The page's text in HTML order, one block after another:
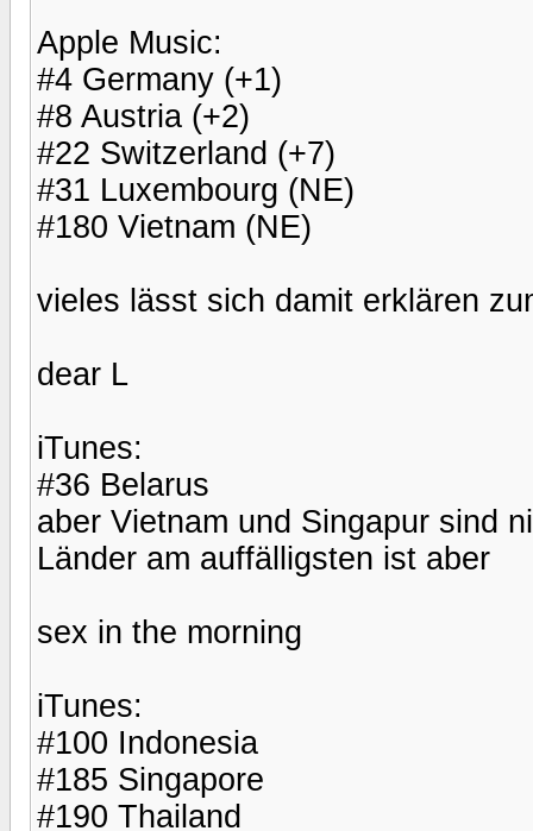
Apple Music:
#4 Germany (+1)
#8 Austria (+2)
#22 Switzerland (+7)
#31 Luxembourg (NE)
#180 Vietnam (NE)
vieles lässt sich damit erklären
dear L
iTunes:
#36 Belarus
aber Vietnam und Singapur sind
Länder am auffälligsten ist aber
sex in the morning
iTunes:
#100 Indonesia
#185 Singapore
#190 Thailand